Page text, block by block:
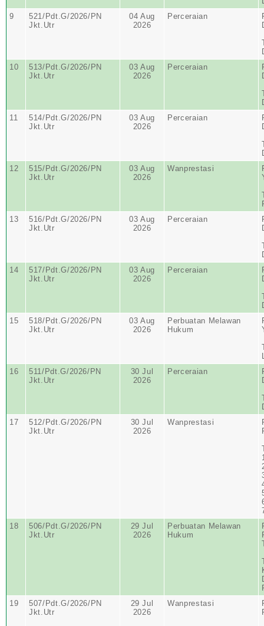
9
521/Pdt.G/2026/PN
Jkt.Utr
04 Aug
2026
Perceraian
10
513/Pdt.G/2026/PN
Jkt.Utr
03 Aug
2026
Perceraian
11
514/Pdt.G/2026/PN
Jkt.Utr
03 Aug
2026
Perceraian
12
515/Pdt.G/2026/PN
Jkt.Utr
03 Aug
2026
Wanprestasi
13
516/Pdt.G/2026/PN
Jkt.Utr
03 Aug
2026
Perceraian
14
517/Pdt.G/2026/PN
Jkt.Utr
03 Aug
2026
Perceraian
15
518/Pdt.G/2026/PN
Jkt.Utr
03 Aug
2026
Perbuatan Melawan
Hukum
16
511/Pdt.G/2026/PN
Jkt.Utr
30 Jul
2026
Perceraian
17
512/Pdt.G/2026/PN
Jkt.Utr
30 Jul
2026
Wanprestasi
18
506/Pdt.G/2026/PN
Jkt.Utr
29 Jul
2026
Perbuatan Melawan
Hukum
19
507/Pdt.G/2026/PN
Jkt.Utr
29 Jul
2026
Wanprestasi